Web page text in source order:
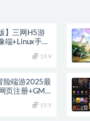
】三网H5游
端+Linux手工
19.9
险端游2025最
页注册+GM
19.9